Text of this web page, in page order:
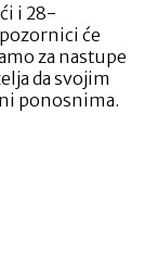
i 28-
će
za nastupe
da svojim
ponosnima.